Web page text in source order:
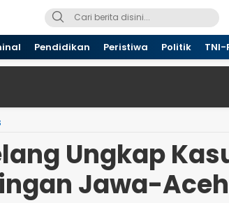
Pendidikan Peristiwa Politik TNI-
Ungkap
Jawa-Aceh